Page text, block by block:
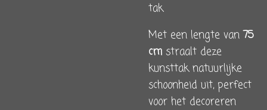
tak
Met een lengte van75
cm straalt deze
kunsttak natuurlijke
schoonheid uit, perfect
voor het decoreren